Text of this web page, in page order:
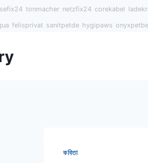
tonmacher netzfix24 corekabel
felisprivat sanitpetde hygipaws
কবিতা